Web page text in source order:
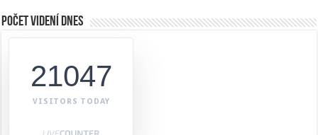
Počet videní dnes
21047
VISITORS TODAY